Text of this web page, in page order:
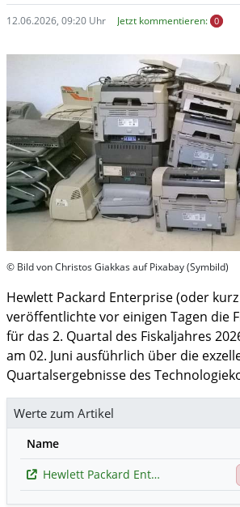
12.06.2026, 09:20 Uhr Jetzt kommentieren: 0
© Bild von Christos Giakkas auf Pixabay (Symbild)
Hewlett Packard Enterprise (oder kurz
veröffentlichte vor einigen Tagen die
für das 2. Quartal des Fiskaljahres
am 02. Juni ausführlich über die
Quartalsergebnisse des
Werte zum Artikel
Name
Hewlett Packard Enterprise